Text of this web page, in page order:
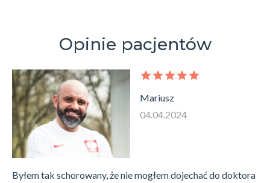
Opinie pacjentów
Mariusz
04.04.2024
Byłem tak schorowany, że nie mogłem dojechać do doktora